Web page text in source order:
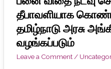
தீபாவளியாக
தமிழ்நாடு அரசு
வழங்கப்படும்
Leave a Comment /
விதை
நடவு
செய்து
பசுமை